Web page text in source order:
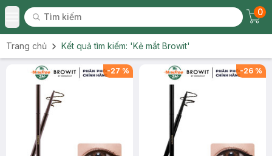
Toggle Menu
Tìm kiếm
Tìm kiếm
0
Trang chủ Kết quả tìm kiếm: 'Kẻ mắt Browit'
-27 % -26 %